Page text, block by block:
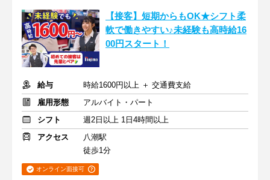
【接客】短期からもOK★シフト柔
軟で働きやすい♪未経験も高時給16
00円スタート！
給与
時給1600円以上 ＋ 交通費支給
雇用形態
アルバイト・パート
シフト
週2日以上 1日4時間以上
アクセス
八潮駅
徒歩1分
オンライン面接可